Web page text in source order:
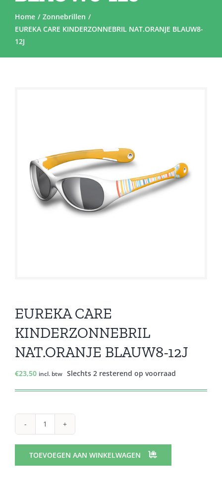
Home
Zonnebrillen
EUREKA CARE KINDERZONNEBRIL NAT.ORANJE BLAUW8-
12J
EUREKA CARE
KINDERZONNEBRIL
NAT.ORANJE BLAUW8-12J
€23,50 incl. btw Slechts 2 resterend op voorraad
EUREKA
KINDERZONNEBRIL
NAT.ORANJE
TOEVOEGEN AAN WINKELWAGEN